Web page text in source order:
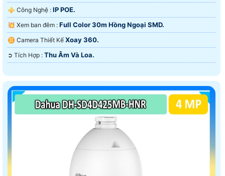
⚜️ Công Nghệ : IP POE.
💥 Xem ban đêm : Full Color 30m Hồng Ngoại SMD.
♊ Camera Thiết Kế Xoay 360.
️➲ Tích Hợp : Thu Âm Và Loa.